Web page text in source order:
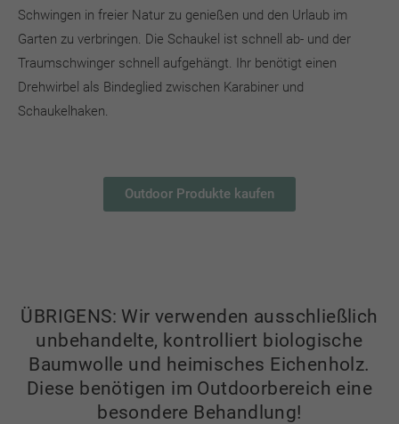
Schwingen in freier Natur zu genießen und den Urlaub im
Garten zu verbringen. Die Schaukel ist schnell ab- und der
Traumschwinger schnell aufgehängt. Ihr benötigt einen
Drehwirbel als Bindeglied zwischen Karabiner und
Schaukelhaken.
Outdoor Produkte kaufen
ÜBRIGENS: Wir verwenden ausschließlich
unbehandelte, kontrolliert biologische
Baumwolle und heimisches Eichenholz.
Diese benötigen im Outdoorbereich eine
besondere Behandlung!